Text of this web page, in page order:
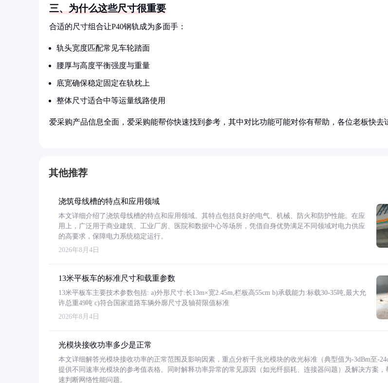
三、为什么这些尺寸很重要
合适的尺寸组合让P40钢轨成为多面手：
轨头宽度匹配常见车轮踏面
腰厚与高度平衡强度与重量
底宽确保稳定固定在轨枕上
整体尺寸适合中等运量线路使用
爱采购产品信息全面，爱采购能帮你快速找到参考，其中对比功能可能对你有帮助，各位老板快去
其他推荐
浇筑母线槽的特点和应用领域
本文详细介绍了浇筑母线槽的特点和应用领域。其特点包括良好的电气、机械、防火和防护性能。在应
用上，广泛用于商业建筑、工业厂房、医院和数据中心等场所，凭借自身优势满足不同领域对电力供应
的高要求，保障电力系统稳定运行。
2026年8月4日
13米平板车的标准尺寸和载重参数
13米平板车主要技术参数包括: a)外形尺寸:长13m×宽2.45m,栏板高55cm b)承载能力:标载30-35吨,最大允
许总重49吨 c)符合国家道路车辆外廓尺寸及轴荷限值标准
2026年8月4日
光模块接收功率多少是正常
本文详细解答光模块接收功率的正常范围及影响因素，重点分析千兆光模块的收光标准（典型值为-3dBm至-
提供不同速率光模块的参考值表格。同时解释功率异常的常见原因（如光纤损耗、连接器问题）及解决方案，
速判断网络性能问题。